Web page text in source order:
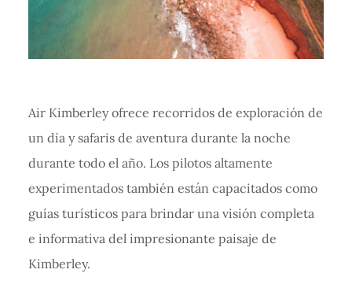
Air Kimberley ofrece recorridos de exploración de
un día y safaris de aventura durante la noche
durante todo el año. Los pilotos altamente
experimentados también están capacitados como
guías turísticos para brindar una visión completa
e informativa del impresionante paisaje de
Kimberley.